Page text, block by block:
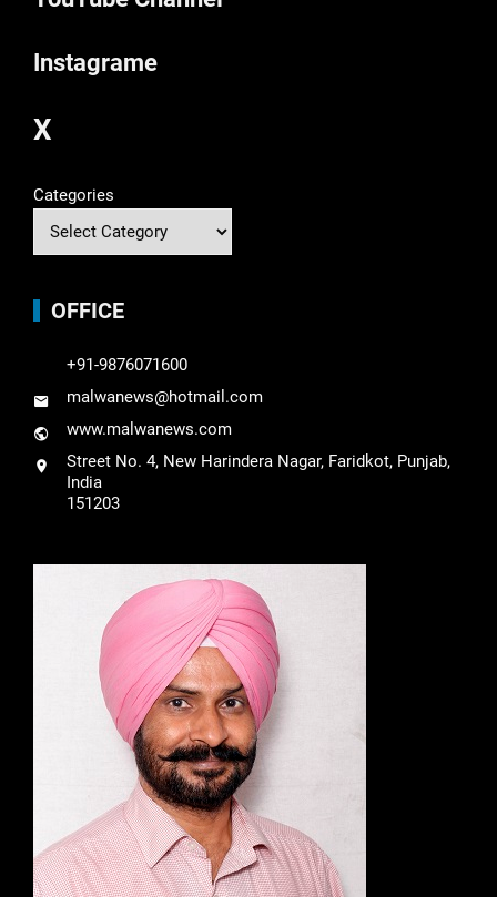
Instagrame
X
Categories
OFFICE
+91-9876071600
malwanews@hotmail.com
www.malwanews.com
Street No. 4, New Harindera Nagar, Faridkot, Punjab,
India
151203